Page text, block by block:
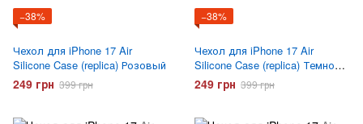
−38%
Чехол для iPhone 17 Air
Silicone Case (replica) Розовый
249 грн 399 грн
−38%
Чехол для iPhone 17 Air
Silicone Case (replica) Темно
серый
249 грн 399 грн